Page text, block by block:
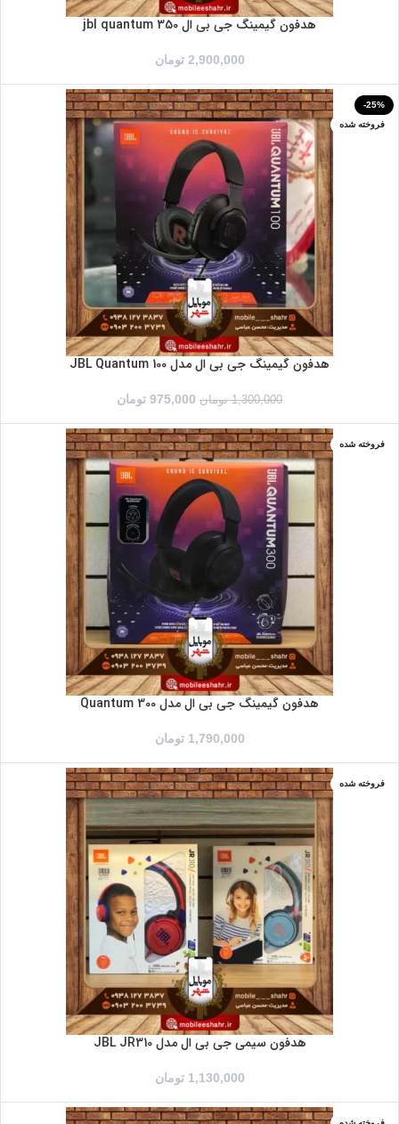
هدفون گیمینگ جی بی ال jbl quantum 350
2,900,000 تومان
-25%
فروخته شده
هدفون گیمینگ جی بی ال مدل JBL Quantum 100
1,300,000 تومان 975,000 تومان
فروخته شده
هدفون گیمینگ جی بی ال مدل Quantum 300
1,790,000 تومان
فروخته شده
هدفون سیمی جی بی ال مدل JBL JR310
1,130,000 تومان